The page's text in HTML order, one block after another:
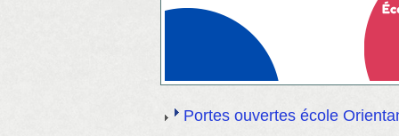
Portes ouvertes école